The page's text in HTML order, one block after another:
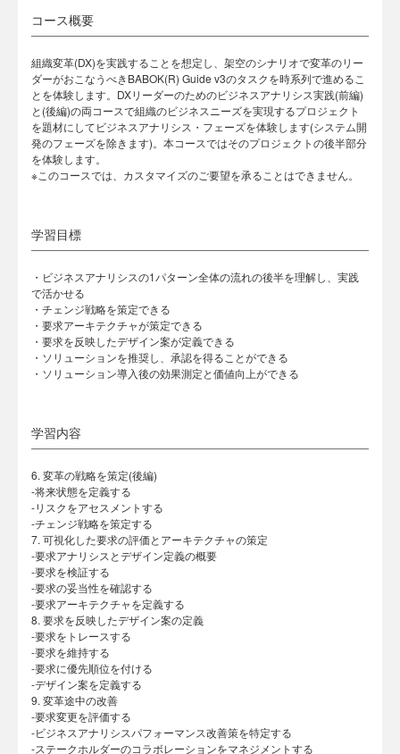
コース概要
組織変革(DX)を実践することを想定し、架空のシナリオで変革のリー
ダーがおこなうべきBABOK(R) Guide v3のタスクを時系列で進めるこ
とを体験します。DXリーダーのためのビジネスアナリシス実践(前編)
と(後編)の両コースで組織のビジネスニーズを実現するプロジェクト
を題材にしてビジネスアナリシス・フェーズを体験します(システム開
発のフェーズを除きます)。本コースではそのプロジェクトの後半部分
を体験します。
※このコースでは、カスタマイズのご要望を承ることはできません。
学習目標
・ビジネスアナリシスの1パターン全体の流れの後半を理解し、実践
で活かせる
・チェンジ戦略を策定できる
・要求アーキテクチャが策定できる
・要求を反映したデザイン案が定義できる
・ソリューションを推奨し、承認を得ることができる
・ソリューション導入後の効果測定と価値向上ができる
学習内容
6. 変革の戦略を策定(後編)
-将来状態を定義する
-リスクをアセスメントする
-チェンジ戦略を策定する
7. 可視化した要求の評価とアーキテクチャの策定
-要求アナリシスとデザイン定義の概要
-要求を検証する
-要求の妥当性を確認する
-要求アーキテクチャを定義する
8. 要求を反映したデザイン案の定義
-要求をトレースする
-要求を維持する
-要求に優先順位を付ける
-デザイン案を定義する
9. 変革途中の改善
-要求変更を評価する
-ビジネスアナリシスパフォーマンス改善策を特定する
-ステークホルダーのコラボレーションをマネジメントする